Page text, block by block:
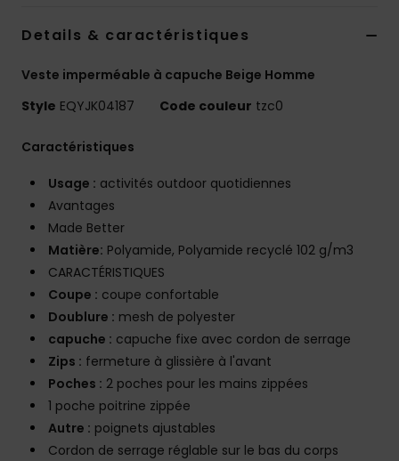
Details & caractéristiques
Veste imperméable à capuche Beige Homme
Style EQYJK04187 Code couleur tzc0
Caractéristiques
Usage : activités outdoor quotidiennes
Avantages
Made Better
Matière: Polyamide, Polyamide recyclé 102 g/m3
CARACTÉRISTIQUES
Coupe : coupe confortable
Doublure : mesh de polyester
capuche : capuche fixe avec cordon de serrage
Zips : fermeture à glissière à l'avant
Poches : 2 poches pour les mains zippées
1 poche poitrine zippée
Autre : poignets ajustables
Cordon de serrage réglable sur le bas du corps